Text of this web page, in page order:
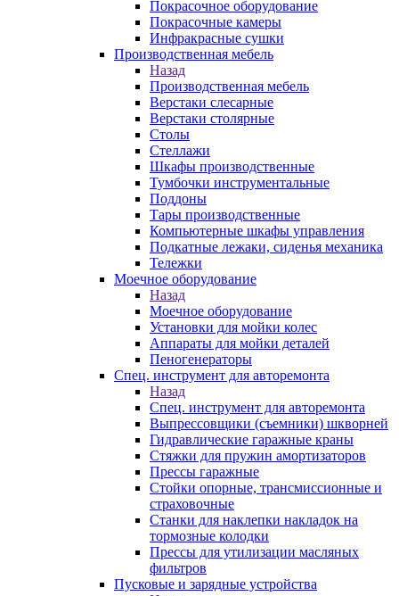
Покрасочное оборудование
Покрасочные камеры
Инфракрасные сушки
Производственная мебель
Назад
Производственная мебель
Верстаки слесарные
Верстаки столярные
Столы
Стеллажи
Шкафы производственные
Тумбочки инструментальные
Поддоны
Тары производственные
Компьютерные шкафы управления
Подкатные лежаки, сиденья механика
Тележки
Моечное оборудование
Назад
Моечное оборудование
Установки для мойки колес
Аппараты для мойки деталей
Пеногенераторы
Спец. инструмент для авторемонта
Назад
Спец. инструмент для авторемонта
Выпрессовщики (съемники) шкворней
Гидравлические гаражные краны
Стяжки для пружин амортизаторов
Прессы гаражные
Стойки опорные, трансмиссионные и
страховочные
Станки для наклепки накладок на
тормозные колодки
Прессы для утилизации масляных
фильтров
Пусковые и зарядные устройства